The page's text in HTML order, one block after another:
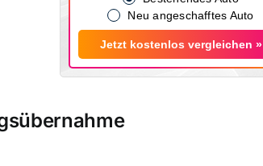
Neu angeschafftes Auto
Jetzt kostenlos vergleichen »